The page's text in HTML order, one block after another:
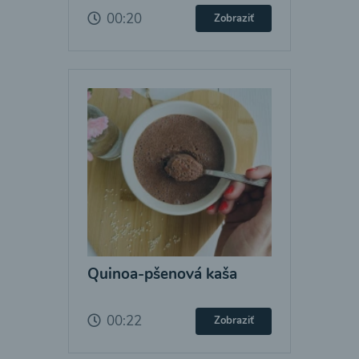
00:20 Zobraziť
Quinoa-pšenová kaša
00:22 Zobraziť